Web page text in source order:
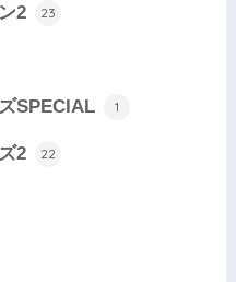
2 23
SPECIAL 1
2 22